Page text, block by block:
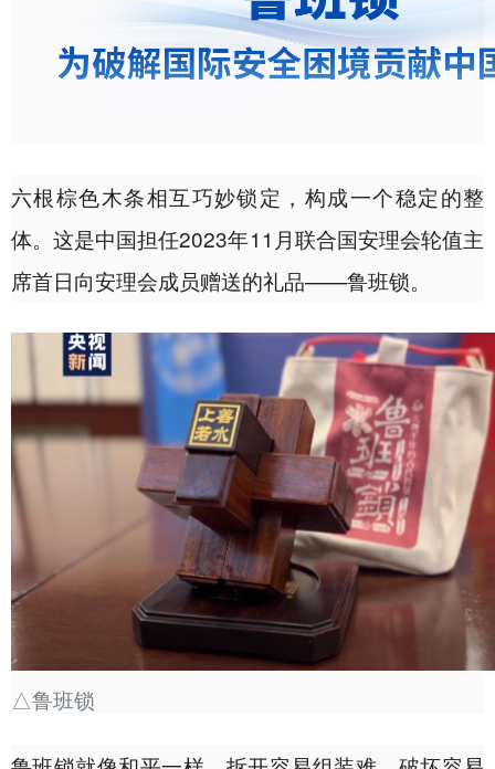
六根棕色木条相互巧妙锁定，构成一个稳定的整
体。这是中国担任2023年11月联合国安理会轮值主
席首日向安理会成员赠送的礼品——鲁班锁。
△鲁班锁